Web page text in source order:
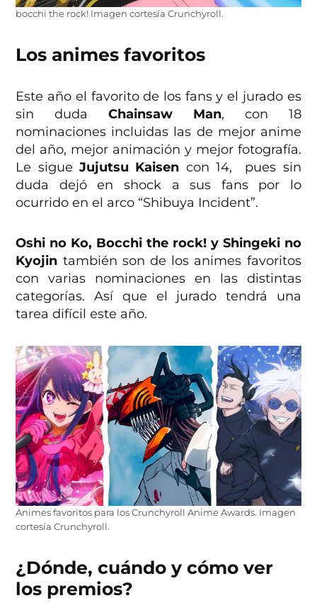
bocchi the rock! Imagen cortesía Crunchyroll.
Los animes favoritos
Este año el favorito de los fans y el jurado es
sin dudaChainsaw Man, con 18
nominaciones incluidas las de mejor anime
del año, mejor animación y mejor fotografía.
Le sigue Jujutsu Kaisen con 14, pues sin
duda dejó en shock a sus fans por lo
ocurrido en el arco “Shibuya Incident”.
Oshi no Ko, Bocchi the rock! y Shingeki no
Kyojin también son de los animes favoritos
con varias nominaciones en las distintas
categorías. Así que el jurado tendrá una
tarea difícil este año.
Animes favoritos para los Crunchyroll Anime Awards. Imagen
cortesía Crunchyroll.
¿Dónde, cuándo y cómo ver
los premios?